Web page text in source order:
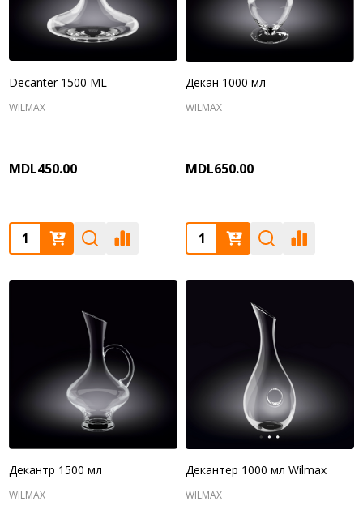
Decanter 1500 ML
WILMAX
MDL450.00
Quantity:
Декан 1000 мл
WILMAX
MDL650.00
Quantity:
Декантр 1500 мл
WILMAX
Декантер 1000 мл Wilmax
WILMAX